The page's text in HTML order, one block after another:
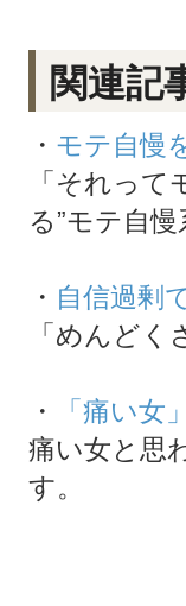
関連記
・ モテ自慢
「それっ
る”モテ自
・ 自信過剰
「めんど
・
「痛い女
痛い女と思
す。